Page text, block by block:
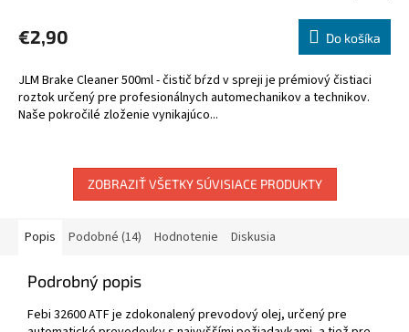
€2,90 Do košíka
JLM Brake Cleaner 500ml - čistič bŕzd v spreji je prémiový čistiaci
roztok určený pre profesionálnych automechanikov a technikov.
Naše pokročilé zloženie vynikajúco...
ZOBRAZIŤ VŠETKY SÚVISIACE PRODUKTY
Popis Podobné (14) Hodnotenie Diskusia
Podrobný popis
Febi 32600 ATF je zdokonalený prevodový olej, určený pre